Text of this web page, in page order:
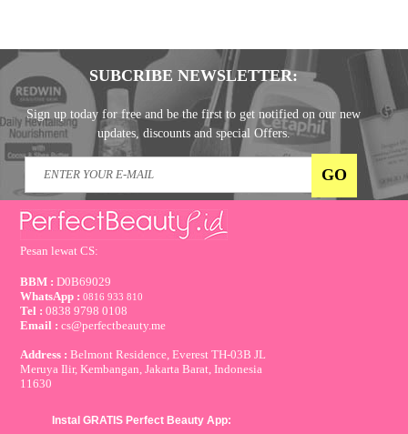
SUBCRIBE NEWSLETTER:
Sign up today for free and be the first to get notified on our new
updates, discounts and special Offers.
Pesan lewat CS:
BBM : D0B69029
WhatsApp :0816 933 810
Tel :0838 9798 0108
Email :cs@perfectbeauty.me
Address : Belmont Residence, Everest TH-03B JL
Meruya Ilir, Kembangan, Jakarta Barat, Indonesia
11630
Instal GRATIS Perfect Beauty App: